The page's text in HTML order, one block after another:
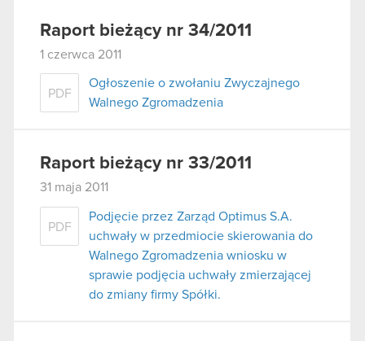
Raport bieżący nr 34/2011
1 czerwca 2011
PDF
Ogłoszenie o zwołaniu Zwyczajnego
Walnego Zgromadzenia
Raport bieżący nr 33/2011
31 maja 2011
PDF
Podjęcie przez Zarząd Optimus S.A.
uchwały w przedmiocie skierowania do
Walnego Zgromadzenia wniosku w
sprawie podjęcia uchwały zmierzającej
do zmiany firmy Spółki.